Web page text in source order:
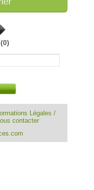
(0)
Légales /
contacter